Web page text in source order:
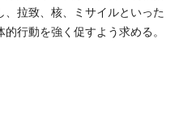
拉致、核、ミサイルといった
行動を強く促すよう求める。